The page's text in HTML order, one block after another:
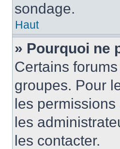
sondage.
Haut
» Pourquoi ne
Certains
groupes. Pour
les
les
les contacter.